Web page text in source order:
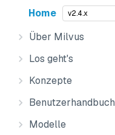
Home v2.4.x
Über Milvus
Los geht's
Konzepte
Benutzerhandbuch
Modelle